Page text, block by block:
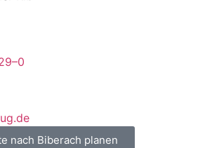
nach Biberach planen